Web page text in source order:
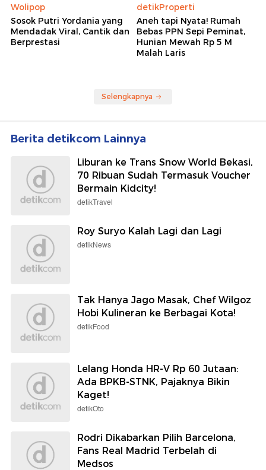
Wolipop
Sosok Putri Yordania yang
Mendadak Viral, Cantik dan
Berprestasi
detikProperti
Aneh tapi Nyata! Rumah
Bebas PPN Sepi Peminat,
Hunian Mewah Rp 5 M
Malah Laris
Selengkapnya
Berita detikcom Lainnya
Liburan ke Trans Snow World Bekasi,
70 Ribuan Sudah Termasuk Voucher
Bermain Kidcity!
detikTravel
Roy Suryo Kalah Lagi dan Lagi
detikNews
Tak Hanya Jago Masak, Chef Wilgoz
Hobi Kulineran ke Berbagai Kota!
detikFood
Lelang Honda HR-V Rp 60 Jutaan:
Ada BPKB-STNK, Pajaknya Bikin
Kaget!
detikOto
Rodri Dikabarkan Pilih Barcelona,
Fans Real Madrid Terbelah di
Medsos